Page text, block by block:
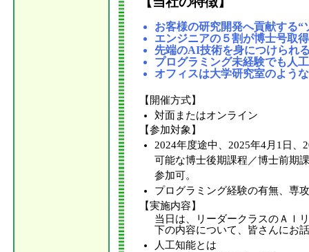
お客様の研究開発へ貢献する
エンジニアの５割が博士号取
先端のAI技術を身につけられ
プログラミング未経験でも人
オフィスは大学研究室のよう
【開催方式】
対面またはオンライン
【参加対象】
2024年度途中、2025年4月1日、
可能な博士後期課程／博士前期
参加可。
プログラミング経験の有無、専
【実施内容】
当日は、リーダークラスのＡＩ
下の内容について、皆さんにお
人工知能とは